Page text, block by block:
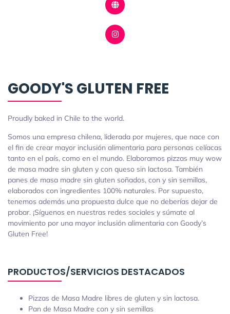
GOODY'S GLUTEN FREE
Proudly baked in Chile to the world.
Somos una empresa chilena, liderada por mujeres, que nace con
el fin de crear mayor inclusión alimentaria para personas celíacas
tanto en el país, como en el mundo. Elaboramos pizzas muy wow
de masa madre sin gluten y con queso sin lactosa. También
panes de masa madre sin gluten soñados, con y sin semillas,
elaborados con ingredientes 100% naturales. Por supuesto,
tenemos además una propuesta dulce que no deberías dejar de
probar. ¡Síguenos en nuestras redes sociales y súmate al
movimiento por una mayor inclusión alimentaria con Goody’s
Gluten Free!
PRODUCTOS/SERVICIOS DESTACADOS
Pizzas de Masa Madre libres de gluten y sin lactosa.
Pan de Masa Madre con y sin semillas